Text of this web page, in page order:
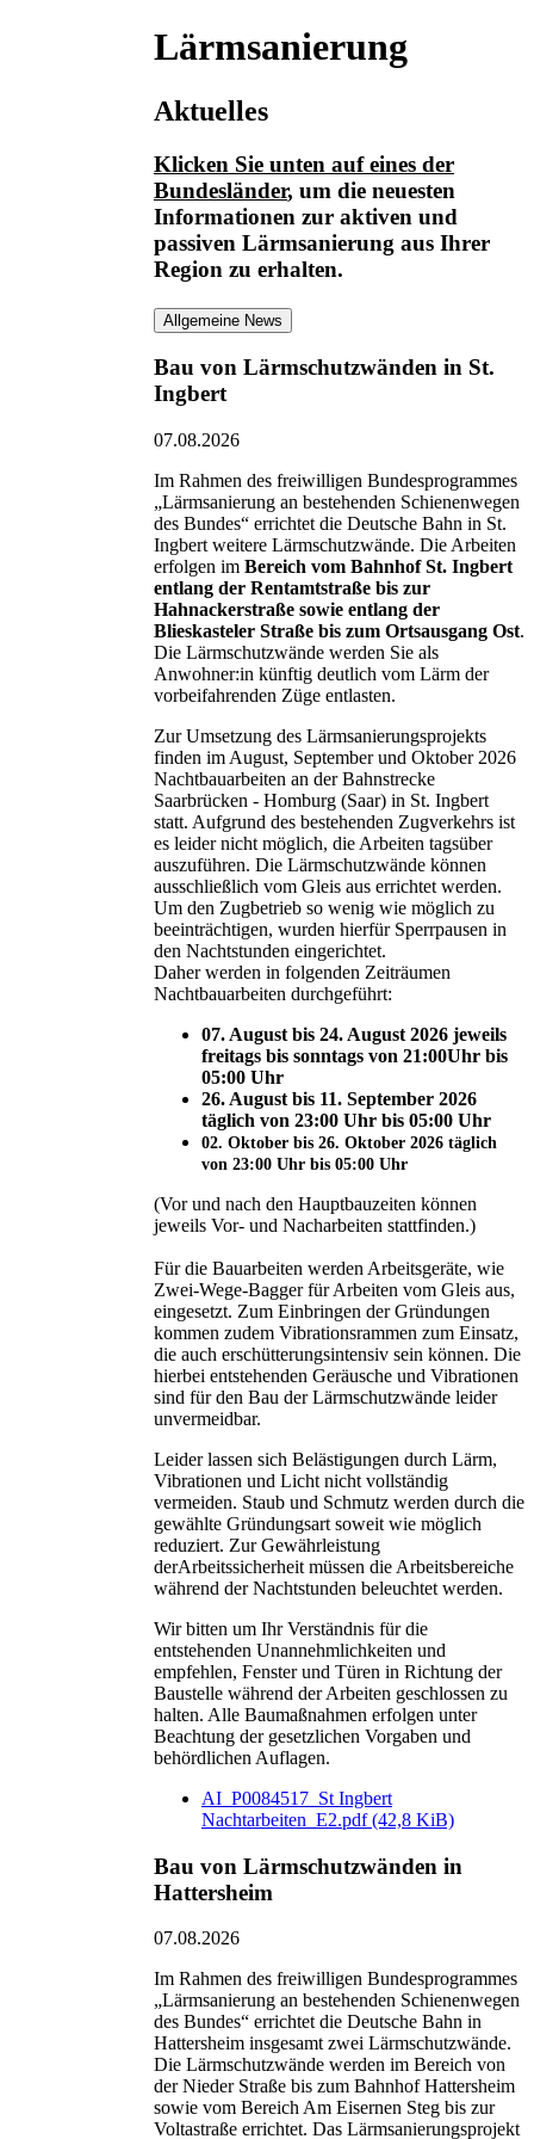
Lärmsanierung
Aktuelles
Klicken Sie unten auf eines der
Bundesländer, um die neuesten
Informationen zur aktiven und
passiven Lärmsanierung aus Ihrer
Region zu erhalten.
Allgemeine News
Bau von Lärmschutzwänden in St.
Ingbert
07.08.2026
Im Rahmen des freiwilligen Bundesprogrammes
„Lärmsanierung an bestehenden Schienenwegen
des Bundes“ errichtet die Deutsche Bahn in St.
Ingbert weitere Lärmschutzwände. Die Arbeiten
erfolgen imBereich vom Bahnhof St. Ingbert
entlang der Rentamtstraße bis zur
Hahnackerstraße sowie entlang der
Blieskasteler Straße bis zum Ortsausgang Ost.
Die Lärmschutzwände werden Sie als
Anwohner:in künftig deutlich vom Lärm der
vorbeifahrenden Züge entlasten.
Zur Umsetzung des Lärmsanierungsprojekts
finden im August, September und Oktober 2026
Nachtbauarbeiten an der Bahnstrecke
Saarbrücken - Homburg (Saar) in St. Ingbert
statt. Aufgrund des bestehenden Zugverkehrs ist
es leider nicht möglich, die Arbeiten tagsüber
auszuführen. Die Lärmschutzwände können
ausschließlich vom Gleis aus errichtet werden.
Um den Zugbetrieb so wenig wie möglich zu
beeinträchtigen, wurden hierfür Sperrpausen in
den Nachtstunden eingerichtet.
Daher werden in folgenden Zeiträumen
Nachtbauarbeiten durchgeführt:
07. August bis 24. August 2026 jeweils
freitags bis sonntags von 21:00Uhr bis
05:00 Uhr
26. August bis 11. September 2026
täglich von 23:00 Uhr bis 05:00 Uhr
02. Oktober bis 26. Oktober 2026 täglich
von 23:00 Uhr bis 05:00 Uhr
(Vor und nach den Hauptbauzeiten können
jeweils Vor- und Nacharbeiten stattfinden.)
Für die Bauarbeiten werden Arbeitsgeräte, wie
Zwei-Wege-Bagger für Arbeiten vom Gleis aus,
eingesetzt. Zum Einbringen der Gründungen
kommen zudem Vibrationsrammen zum Einsatz,
die auch erschütterungsintensiv sein können. Die
hierbei entstehenden Geräusche und Vibrationen
sind für den Bau der Lärmschutzwände leider
unvermeidbar.
Leider lassen sich Belästigungen durch Lärm,
Vibrationen und Licht nicht vollständig
vermeiden. Staub und Schmutz werden durch die
gewählte Gründungsart soweit wie möglich
reduziert. Zur Gewährleistung
derArbeitssicherheit müssen die Arbeitsbereiche
während der Nachtstunden beleuchtet werden.
Wir bitten um Ihr Verständnis für die
entstehenden Unannehmlichkeiten und
empfehlen, Fenster und Türen in Richtung der
Baustelle während der Arbeiten geschlossen zu
halten. Alle Baumaßnahmen erfolgen unter
Beachtung der gesetzlichen Vorgaben und
behördlichen Auflagen.
AI_P0084517_St Ingbert
Nachtarbeiten_E2.pdf(42,8 KiB)
Bau von Lärmschutzwänden in
Hattersheim
07.08.2026
Im Rahmen des freiwilligen Bundesprogrammes
„Lärmsanierung an bestehenden Schienenwegen
des Bundes“ errichtet die Deutsche Bahn in
Hattersheim insgesamt zwei Lärmschutzwände.
Die Lärmschutzwände werden im Bereich von
der Nieder Straße bis zum Bahnhof Hattersheim
sowie vom Bereich Am Eisernen Steg bis zur
Voltastraße errichtet. Das Lärmsanierungsprojekt